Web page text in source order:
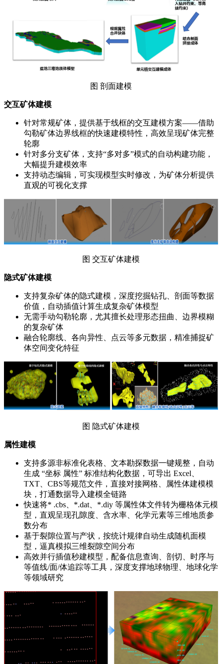
图 剖面建模
交互矿体建模
针对常规矿体，提供基于线框的交互建模方案——借助
勾勒矿体边界线框的快速建模特性，高效呈现矿体完整
轮廓
针对多分支矿体，支持“多对多”模式的自动构建功能，
大幅提升建模效率
支持动态编辑，可实现模型实时修改，为矿体分析提供
直观的可视化支撑
图 交互矿体建模
隐式矿体建模
支持复杂矿体的隐式建模，深度挖掘钻孔、剖面等数据
价值，自动插值计算生成复杂矿体模型
无需手动勾勒轮廓，尤其擅长处理形态扭曲、边界模糊
的复杂矿体
融合轮廓线、各向异性、点云等多元数据，精准捕捉矿
体空间变化特征
图 隐式矿体建模
属性建模
支持多源非标准化表格、文本勘探数据一键规整，自动
生成 “坐标 属性” 标准结构化数据，可导出 Excel、
TXT、CBS等规范文件，直接对接网格、属性体建模模
块，打通数据导入建模全链路
快速将* .cbs、*.dat、*.diy 等属性体文件转为栅格体元模
型，直观呈现孔隙度、含水率、化学元素等三维地质参
数分布
基于裂隙位置与产状，按统计规律自动生成随机面模
型，逼真模拟三维裂隙空间分布
高效并行插值秒建模型，配备信息查询、剖切、时序与
等值线/面/体追踪等工具，深度支撑地球物理、地球化学
等领域研究